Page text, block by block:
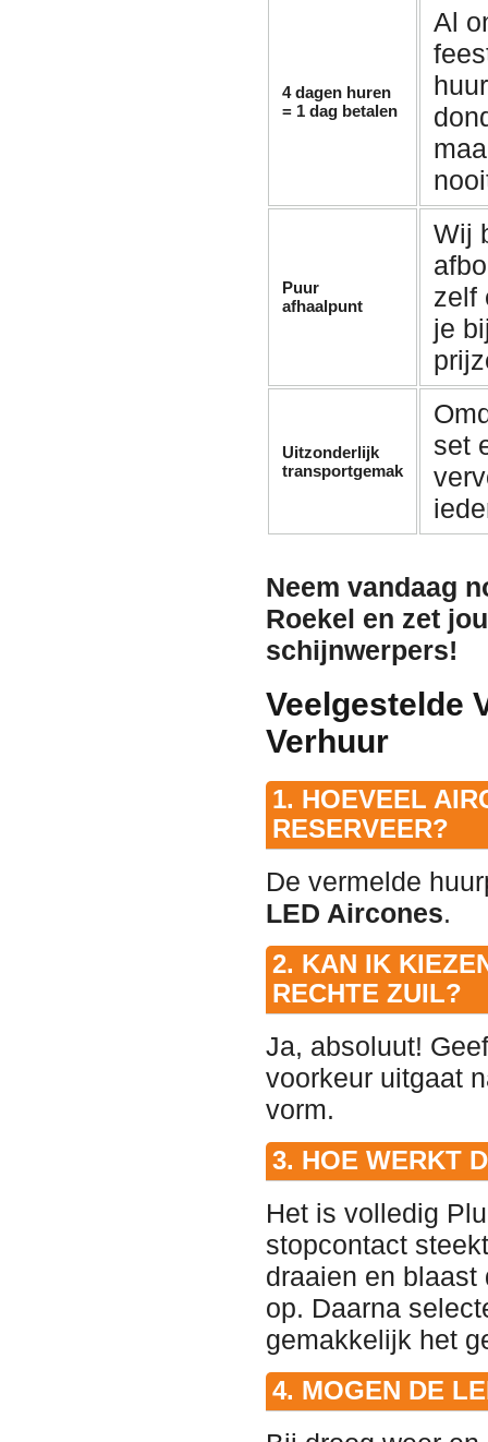
4 dagen huren
= 1 dag betalen
Al
Puur
afhaalpunt
Wij
zelf
je
Uitzonderlijk
transportgemak
set
Neem vandaag
Roekel en zet
schijnwerpers!
Veelgestelde
Verhuur
1. HOEVEEL
RESERVEER?
De vermelde
LED Aircones.
2. KAN IK
RECHTE ZUIL?
Ja, absoluut!
voorkeur uitgaat
vorm.
3. HOE WERKT
Het is volledig
stopcontact
draaien en
op. Daarna
gemakkelijk het
4. MOGEN DE